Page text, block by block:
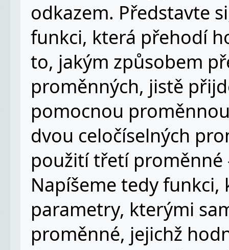
odkazem. Představte
funkci, která přehodí
to, jakým způsobem
proměnných, jistě
pomocnou
dvou celočíselných
použití třetí proměnné
Napíšeme tedy
parametry, kterými
proměnné, jejichž